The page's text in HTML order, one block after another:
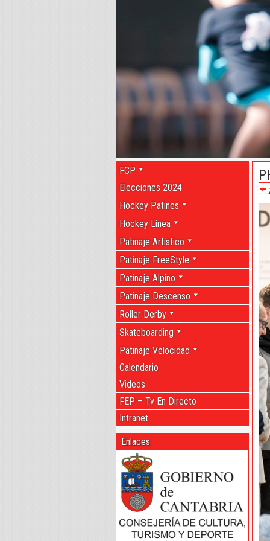
FCP
Elecciones 2024
Hockey Patines
Hockey Línea
Patinaje Artístico
Patinaje FreeStyle
Patinaje Alpino
Patinaje Descenso
Roller Derby
Skateboarding
Patinaje Velocidad
Calendario
Videos
FEP – Tv En Directo
Intranet
Enlaces